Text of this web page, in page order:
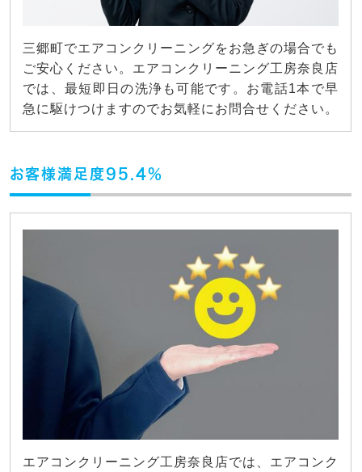
三郷町でエアコンクリーニングをお急ぎの場合でも
ご安心ください。エアコンクリーニング工房奈良店
では、最短即日の洗浄も可能です。お電話1本で早
急に駆けつけますのでお気軽にお問合せください。
お客様満足度95.4%
エアコンクリーニング工房奈良店では、エアコンク